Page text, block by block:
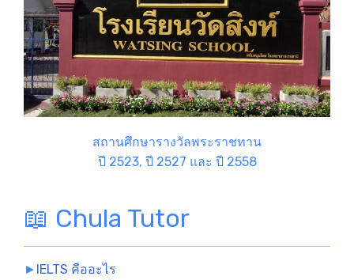
สถานศึกษารางวัลพระราชทาน
ปี 2523, ปี 2527 และ ปี 2558
📖 Chula Tutor
► IELTS คืออะไร